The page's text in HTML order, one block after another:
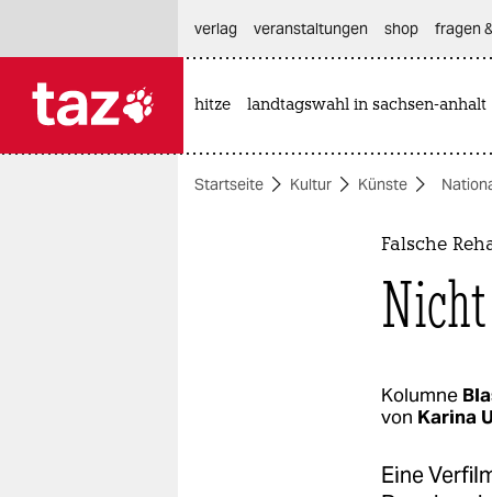
themen
verlag
veranstaltungen shop fragen
hitze landtagswahl in sachsen-anhalt
Startseite Kultur Künste
Falsche
Kolumne
von Karina
Eine